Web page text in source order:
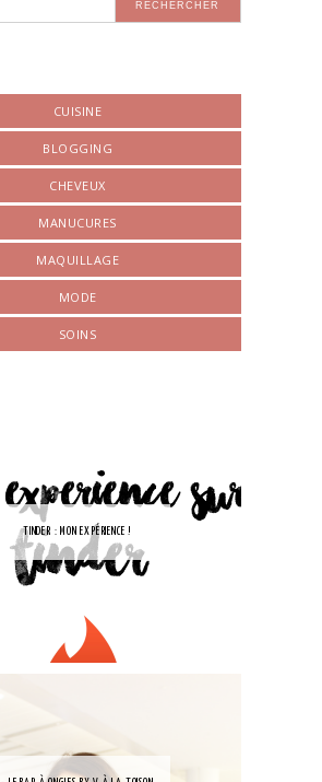
CUISINE
BLOGGING
CHEVEUX
MANUCURES
MAQUILLAGE
MODE
SOINS
TINDER : MON EXPÉRIENCE !